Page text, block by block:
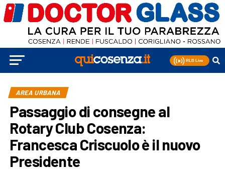
AREA URBANA
Passaggio di consegne al
Rotary Club Cosenza:
Francesca Criscuolo è il nuovo
Presidente